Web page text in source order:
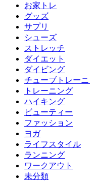
お家トレ
グッズ
サプリ
シューズ
ストレッチ
ダイエット
ダイビング
チューブトレー
トレーニング
ハイキング
ビューティー
ファッション
ヨガ
ライフスタイル
ランニング
ワークアウト
未分類